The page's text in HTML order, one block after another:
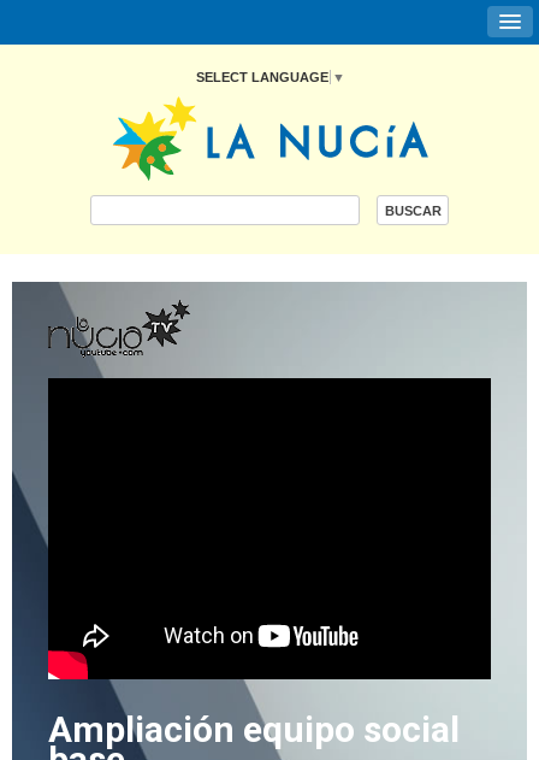
SELECT LANGUAGE ▼
Ampliación equipo social